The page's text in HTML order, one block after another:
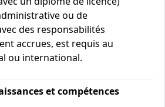
ou de
des responsabilités
accrues, est requis au
ou international.
et compétences